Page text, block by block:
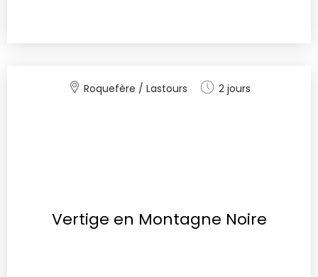
Roquefère / Lastours 2 jours
Vertige en Montagne Noire